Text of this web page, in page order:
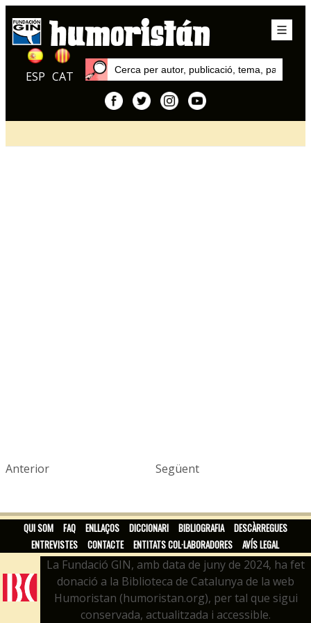
ESP CAT
Anterior Següent
QUI SOM FAQ ENLLAÇOS DICCIONARI BIBLIOGRAFIA
DESCÀRREGUES
ENTREVISTES
CONTACTE ENTITATS COL·LABORADORES AVÍS LEGAL
La Fundació GIN, amb data de juny de 2024, ha fet
donació a la Biblioteca de Catalunya de la web
Humoristan (humoristan.org), per tal que sigui
conservada, actualitzada i accessible.